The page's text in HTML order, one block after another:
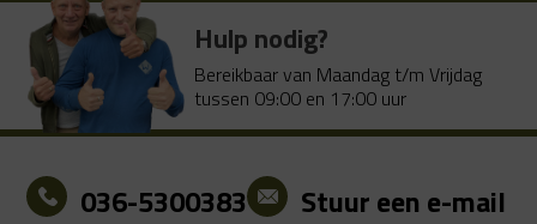
Hulp nodig?
Bereikbaar van Maandag t/m Vrijdag
tussen 09:00 en 17:00 uur
036-5300383 Stuur een e-mail